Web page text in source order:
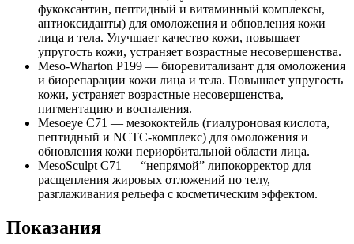
фукоксантин, пептидный и витаминный комплексы,
антиоксиданты) для омоложения и обновления кожи
лица и тела. Улучшает качество кожи, повышает
упругость кожи, устраняет возрастные несовершенства.
Meso-Wharton P199 — биоревитализант для омоложения
и биорепарации кожи лица и тела. Повышает упругость
кожи, устраняет возрастные несовершенства,
пигментацию и воспаления.
Mesoeye C71 — мезококтейль (гиалуроновая кислота,
пептидный и NCTC-комплекс) для омоложения и
обновления кожи периорбитальной области лица.
MesoSculpt C71 — “непрямой” липокорректор для
расщепления жировых отложений по телу,
разглаживания рельефа с косметическим эффектом.
Показания